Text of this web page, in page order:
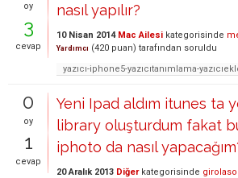
oy
3
cevap
nasıl yapılır?
10 Nisan 2014 Mac Ailesi kategorisinde
Yardımcı (420 puan) tarafından soruldu
yazıcı-iphone5-yazıcıtanımlama-
0
oy
1
cevap
Yeni Ipad aldım itunes ta
library oluşturdum fakat
iphoto da nasıl
20 Aralık 2013 Diğerkategorisinde